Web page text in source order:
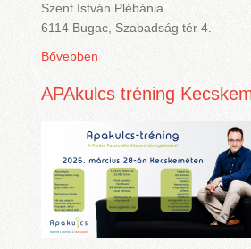
Szent István Plébánia
6114 Bugac, Szabadság tér 4.
Bővebben
APAkulcs tréning